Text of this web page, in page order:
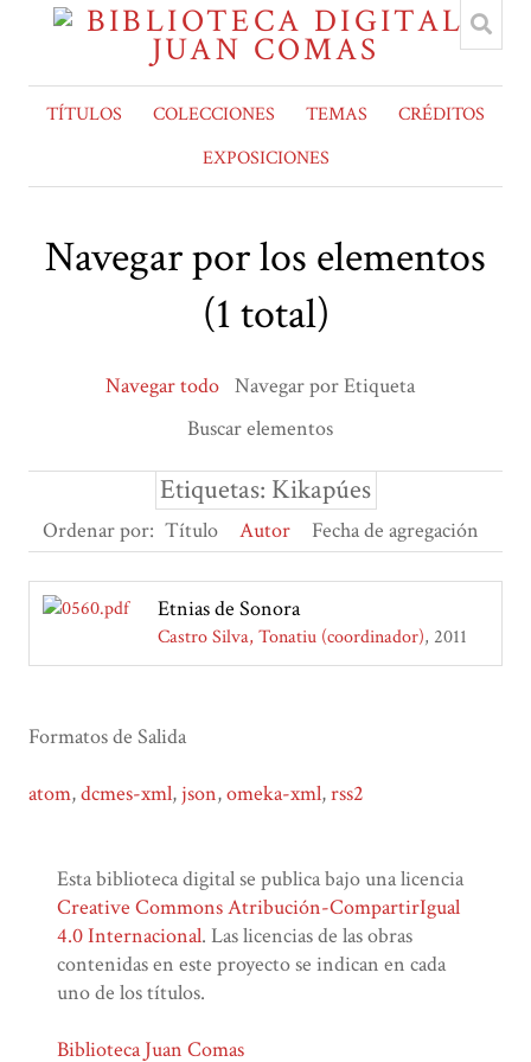
TÍTULOS COLECCIONES TEMAS
CRÉDITOS
EXPOSICIONES
Navegar por los elementos
(1 total)
Navegar todo Navegar por Etiqueta
Buscar elementos
Etiquetas: Kikapúes
Ordenar por: Título Autor Fecha de agregación
Etnias de Sonora
Castro Silva, Tonatiu (coordinador) 2011
Formatos de Salida
atom,dcmes-xml, json,omeka-xml,rss2
Esta biblioteca digital se publica bajo una licencia
Creative Commons Atribución-CompartirIgual
4.0 Internacional. Las licencias de las obras
contenidas en este proyecto se indican en cada
uno de los títulos.
Biblioteca Juan Comas